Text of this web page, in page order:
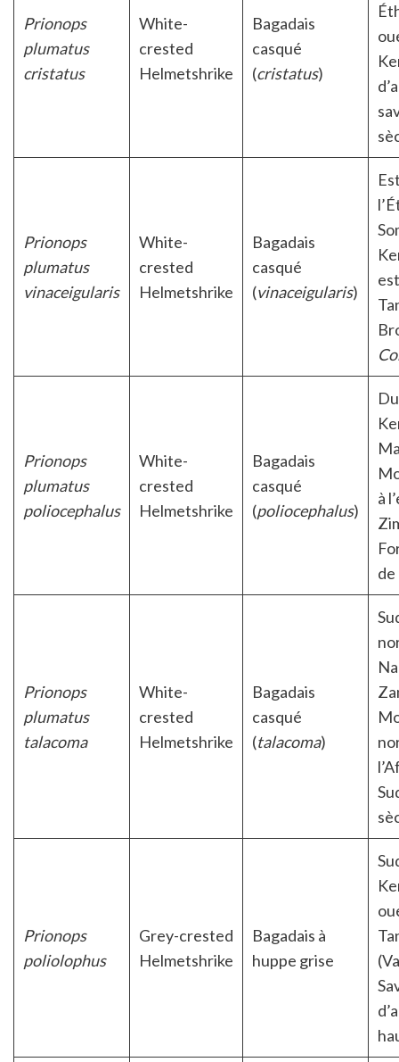
Prionops
plumatus
cristatus
White-
crested
Helmetshrike
Bagadais
casqué
(cristatus)
Prionops
plumatus
vinaceigularis
White-
crested
Helmetshrike
Bagadais
casqué
(vinaceigularis)
Prionops
plumatus
poliocephalus
White-
crested
Helmetshrike
Bagadais
casqué
(poliocephalus)
à
Prionops
plumatus
talacoma
White-
crested
Helmetshrike
Bagadais
casqué
(talacoma)
Prionops
poliolophus
Grey-crested
Helmetshrike
Bagadais à
huppe grise